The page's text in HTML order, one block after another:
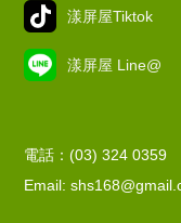
漾屏屋Tiktok
漾屏屋 Line@
電話：(03) 324 0359
Email: